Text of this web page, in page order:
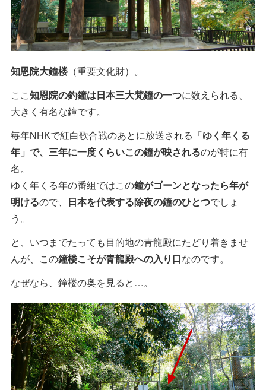
知恩院大鐘楼 （重要文化財）。
ここ知恩院の釣鐘は日本三大梵鐘の一つに数えられる、
大きく有名な鐘です。
毎年NHKで紅白歌合戦のあとに放送される「ゆく年くる
年」で、三年に一度くらいこの鐘が映されるのが特に有
名。
ゆく年くる年の番組ではこの鐘がゴーンとなったら年が
明けるので、 日本を代表する除夜の鐘のひとつでしょ
う。
と、いつまでたっても目的地の青龍殿にたどり着きませ
んが、この鐘楼こそが青龍殿への入り口なのです。
なぜなら、鐘楼の奥を見ると…。